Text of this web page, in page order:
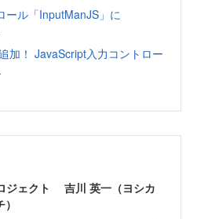
ール「InputManJS」に
加！ JavaScript入力コントロー
ジェクト 吉川 英一（ヨシカ